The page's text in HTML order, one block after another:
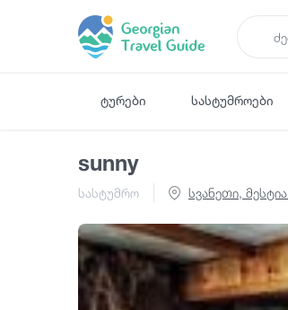
ტურები სასტუმროები
sunny
სასტუმრო სვანეთი, მესტია